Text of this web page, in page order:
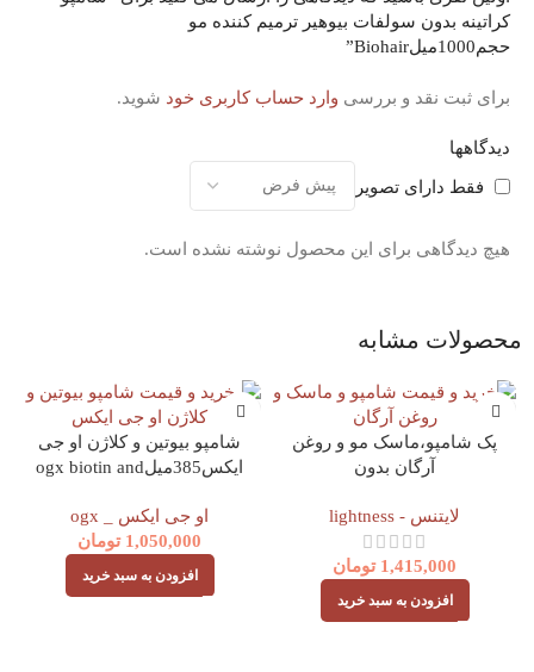
دیدگاهها
فقط دارای تصویر
هیچ دیدگاهی برای این محصول نوشته نشده است.
کراتینه بدون سولفات بیوهیر ترمیم کننده مو
حجم1000میلBiohair”
برای ثبت نقد و بررسی وارد حساب کاربری خود شوید.
محصولات مشابه
پک شامپو،ماسک مو و روغن
آرگان بدون
میل)لایتنس - lightness
1,415,000 تومان
افزودن به سبد خرید
شامپو بیوتین و کلاژن او جی
ایکس385میلogx biotin and
او جی ایکس _ ogx
1,050,000 تومان
افزودن به سبد خرید